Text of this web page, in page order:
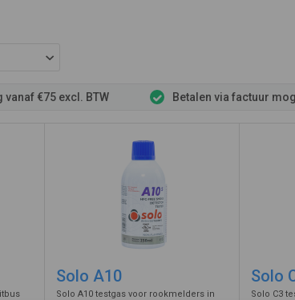
€75 excl. BTW Betalen via factuur
Solo A10
Solo A10 testgas voor rookmelders in
Solo
Solo C3